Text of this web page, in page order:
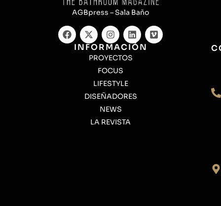
AGBpress – Sala Baño
INFORMACIÓN
PROYECTOS
FOCUS
LIFESTYLE
DISEÑADORES
NEWS
LA REVISTA